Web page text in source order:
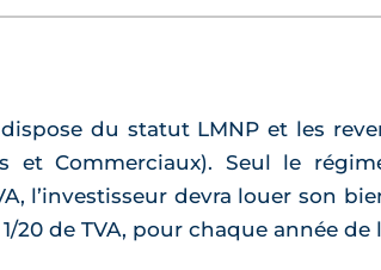
du statut LMNP et les
et Commerciaux). Seul le
l’investisseur devra louer son
20 de TVA, pour chaque année